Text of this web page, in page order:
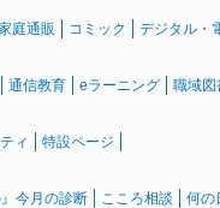
庭通販 コミック デジタル・
通信教育 eラーニング 職域図
ィ 特設ページ
』今月の診断 こころ相談 何の